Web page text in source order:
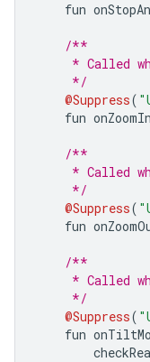
fun
/**
* Called
*/
@Suppress(
fun onZoomIn
/**
* Called
*/
@Suppress(
fun
/**
* Called
*/
@Suppress(
fun